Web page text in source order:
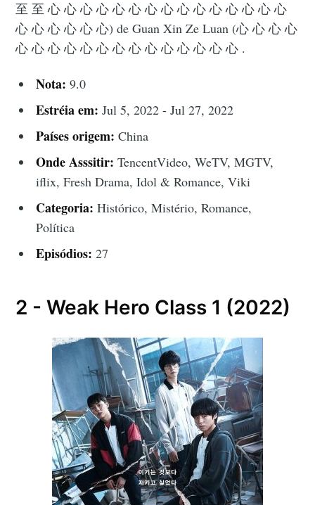
至 至 心 心 心 心 心 心 心 心 心 心 心 心 心 心 心
心 心 心 心 心 心) de Guan Xin Ze Luan (心 心 心 心
心 心 心 心 心 心 心 心 心 心 心 心 心 心 .
Nota: 9.0
Estréia em: Jul 5, 2022 - Jul 27, 2022
Países origem: China
Onde Asssitir: TencentVideo, WeTV, MGTV,
iflix, Fresh Drama, Idol & Romance, Viki
Categoria: Histórico, Mistério, Romance,
Política
Episódios: 27
2 - Weak Hero Class 1 (2022)